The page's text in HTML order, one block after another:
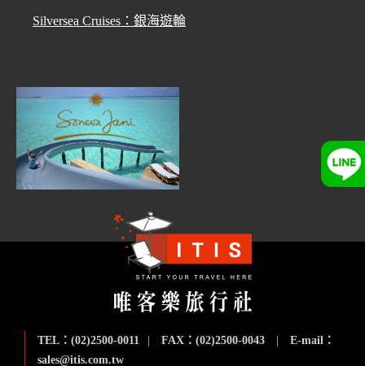
Silversea Cruises：銀海遊輪
TEL：(02)2500-0011 FAX：(02)2500-0043
E-mail：
sales@itis.com.tw